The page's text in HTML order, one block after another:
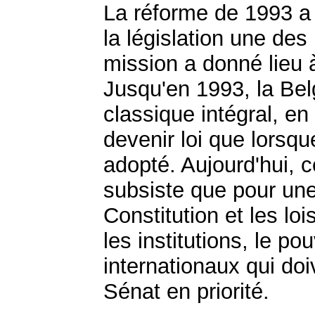
La réforme de 1993
la législation une
mission a donné lieu
Jusqu'en 1993, la
classique intégral,
devenir loi que
adopté. Aujourd'hui,
subsiste que pour
Constitution et les
les institutions, le
internationaux qui
Sénat en priorité.